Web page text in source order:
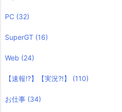
PC (32)
SuperGT (16)
Web (24)
【速報!?】【実況?!】 (110)
お仕事 (34)